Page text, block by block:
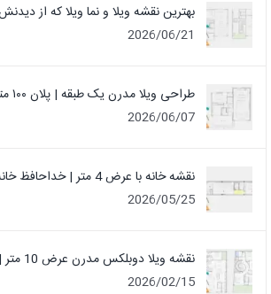
بهترین نقشه ویلا و نما ویلا که از
2026/06/21
طراحی ویلا مدرن یک‌ طبقه | پلان ۱۰۰ متری بهینه
2026/06/07
نقشه خانه با عرض 4 متر | خداحافظ خانه‌ اتوبوسی!
2026/05/25
نقشه ویلا دوبلکس مدرن عرض 10 متر | عکس نما + پلان
2026/02/15